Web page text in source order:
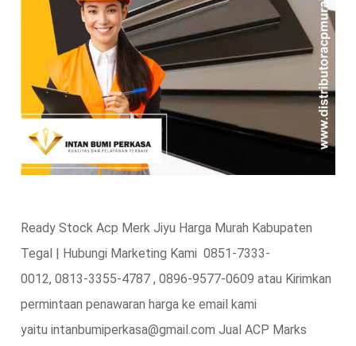
Ready Stock Acp Merk Jiyu Harga Murah Kabupaten
Tegal | Hubungi Marketing Kami 0851-7333-
0012, 0813-3355-4787 , 0896-9577-0609 atau Kirimkan
permintaan penawaran harga ke email kami
yaitu intanbumiperkasa@gmail.com Jual ACP Marks